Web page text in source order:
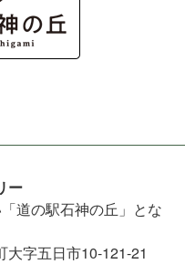
ー
道の駅石神の丘」とな
字五日市10-121-21